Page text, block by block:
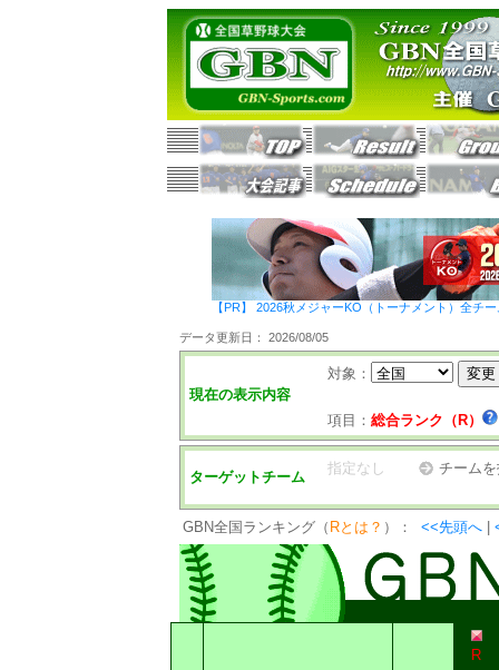
【PR】 2026秋メジャーKO（トーナメント）全チ
データ更新日： 2026/08/05
現在の表示内容
対象：
項目： 総合ランク（R）
ターゲットチーム
指定なし チーム
GBN全国ランキング（ Rとは？ ）： <<先頭へ
R